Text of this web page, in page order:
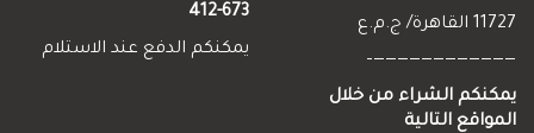
يمكنكم الدفع عند الاستلام
الشراء من خلال
التالية